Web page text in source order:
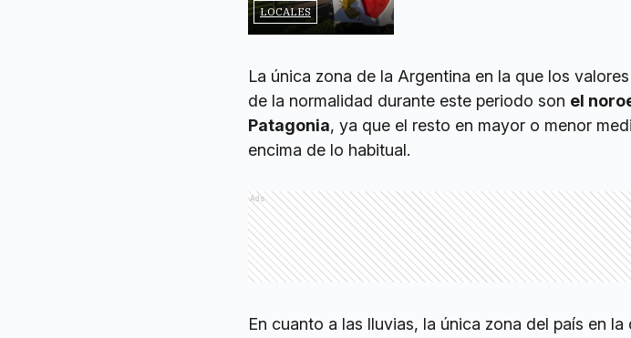
LOCALES
La única zona de la Argentina en la que los
de la normalidad durante este periodo son el
Patagonia, ya que el resto en mayor o menor
encima de lo habitual.
Ads
En cuanto a las lluvias, la única zona del país en la